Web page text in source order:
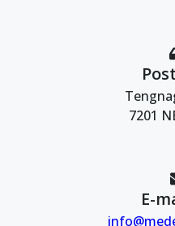
7201
E-